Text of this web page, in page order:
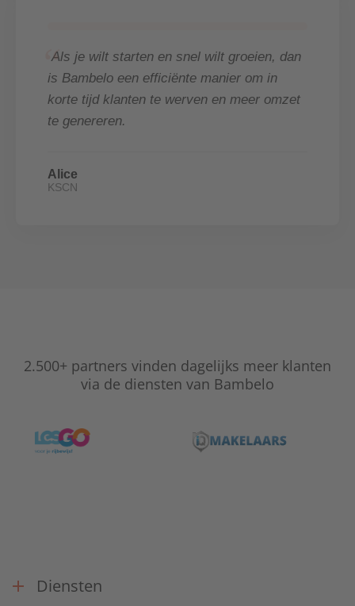
“
Als je wilt starten en snel wilt groeien, dan
is Bambelo een efficiënte manier om in
korte tijd klanten te werven en meer omzet
te genereren.
Alice
KSCN
2.500+ partners vinden dagelijks meer klanten
via de diensten van Bambelo
Diensten